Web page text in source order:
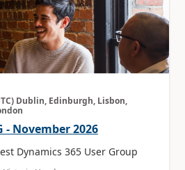
Dublin, Edinburgh, Lisbon,
- November 2026
Dynamics 365 User Group